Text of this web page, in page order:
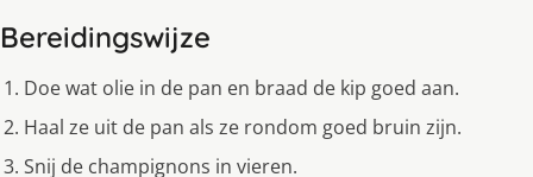
Bereidingswijze
Doe wat olie in de pan en braad de kip goed aan.
Haal ze uit de pan als ze rondom goed bruin zijn.
Snij de champignons in vieren.